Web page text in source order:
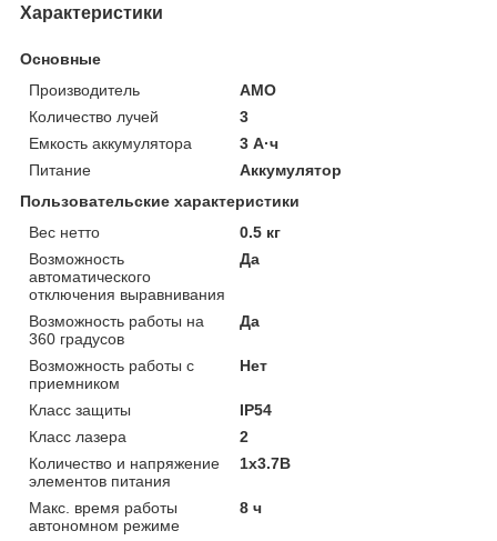
Характеристики
Основные
Производитель
AMO
Количество лучей
3
Емкость аккумулятора
3 А·ч
Питание
Аккумулятор
Пользовательские характеристики
Вес нетто
0.5 кг
Возможность
автоматического
отключения выравнивания
Да
Возможность работы на
360 градусов
Да
Возможность работы с
приемником
Нет
Класс защиты
IP54
Класс лазера
2
Количество и напряжение
элементов питания
1x3.7В
Макс. время работы
автономном режиме
8 ч